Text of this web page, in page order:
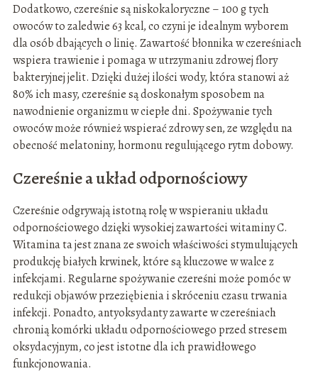
Dodatkowo, czereśnie są niskokaloryczne – 100 g tych
owoców to zaledwie 63 kcal, co czyni je idealnym wyborem
dla osób dbających o linię. Zawartość błonnika w czereśniach
wspiera trawienie i pomaga w utrzymaniu zdrowej flory
bakteryjnej jelit. Dzięki dużej ilości wody, która stanowi aż
80% ich masy, czereśnie są doskonałym sposobem na
nawodnienie organizmu w ciepłe dni. Spożywanie tych
owoców może również wspierać zdrowy sen, ze względu na
obecność melatoniny, hormonu regulującego rytm dobowy.
Czereśnie a układ odpornościowy
Czereśnie odgrywają istotną rolę w wspieraniu układu
odpornościowego dzięki wysokiej zawartości witaminy C.
Witamina ta jest znana ze swoich właściwości stymulujących
produkcję białych krwinek, które są kluczowe w walce z
infekcjami. Regularne spożywanie czereśni może pomóc w
redukcji objawów przeziębienia i skróceniu czasu trwania
infekcji. Ponadto, antyoksydanty zawarte w czereśniach
chronią komórki układu odpornościowego przed stresem
oksydacyjnym, co jest istotne dla ich prawidłowego
funkcjonowania.